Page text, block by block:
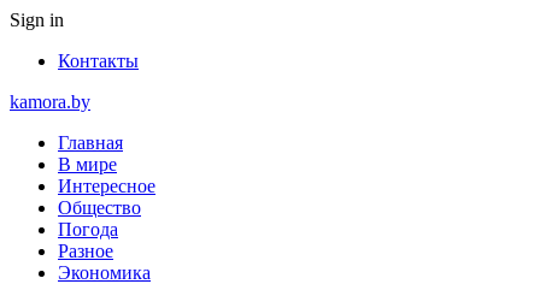
Sign in
Контакты
kamora.by
Главная
В мире
Интересное
Общество
Погода
Разное
Экономика